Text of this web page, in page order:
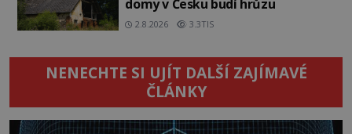
domy v Česku budí hrůzu
2.8.2026 3.3TIS
NENECHTE SI UJÍT DALŠÍ ZAJÍMAVÉ
ČLÁNKY